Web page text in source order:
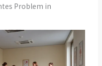
Problem in